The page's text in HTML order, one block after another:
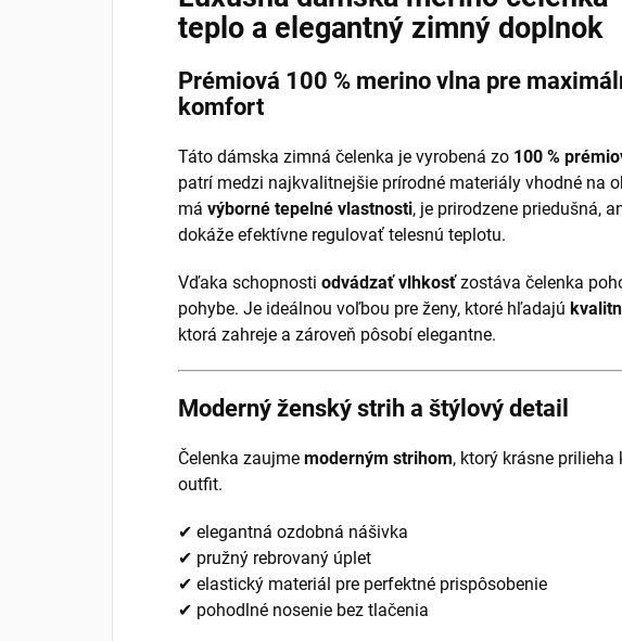
teplo a elegantný zimný doplnok
Prémiová 100 % merino vlna pre
komfort
Táto dámska zimná čelenka je vyrobená zo 100 %
patrí medzi najkvalitnejšie prírodné materiály vhodné na
má výborné tepelné vlastnosti, je prirodzene priedušná,
dokáže efektívne regulovať telesnú teplotu.
Vďaka schopnosti odvádzať vlhkosťzostáva čelenka
pohybe. Je ideálnou voľbou pre ženy, ktoré hľadajú
ktorá zahreje a zároveň pôsobí elegantne.
Moderný ženský strih a štýlový detail
Čelenka zaujme moderným strihom, ktorý krásne prilieha
outfit.
✔ elegantná ozdobná nášivka
✔ pružný rebrovaný úplet
✔ elastický materiál pre perfektné prispôsobenie
✔ pohodlné nosenie bez tlačenia